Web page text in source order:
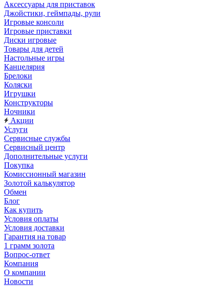
Аксессуары для приставок
Джойстики, геймпады, рули
Игровые консоли
Игровые приставки
Диски игровые
Товары для детей
Настольные игры
Канцелярия
Брелоки
Коляски
Игрушки
Конструкторы
Ночники
Акции
Услуги
Сервисные службы
Сервисный центр
Дополнительные услуги
Покупка
Комиссионный магазин
Золотой калькулятор
Обмен
Блог
Как купить
Условия оплаты
Условия доставки
Гарантия на товар
1 грамм золота
Вопрос-ответ
Компания
О компании
Новости